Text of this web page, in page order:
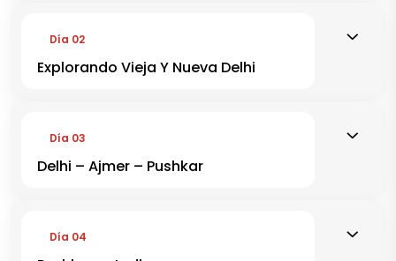
Día 02
Explorando Vieja Y Nueva Delhi
Día 03
Delhi – Ajmer – Pushkar
Día 04